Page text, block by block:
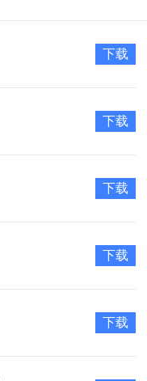
下载
下载
下载
下载
下载